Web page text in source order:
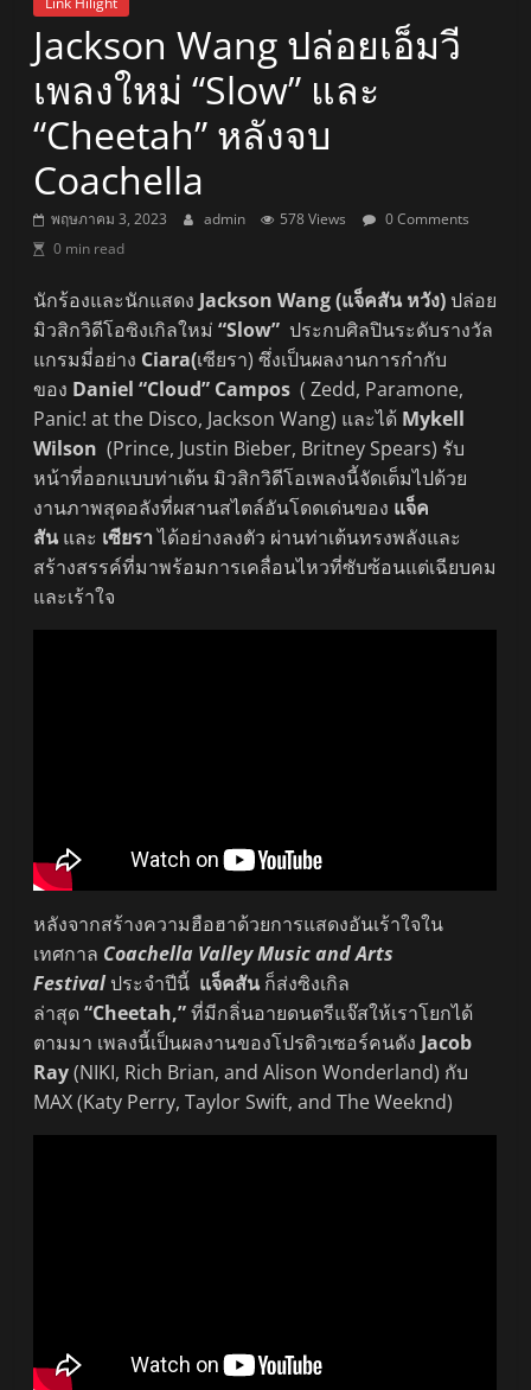
ลพบุรีJackson Wang ปล่อยเอ็มวี
เพลงใหม่ “Slow” และ
“Cheetah” หลังจบ
Coachella
พฤษภาคม 3, 2023 admin 578 Views
0 Comments
0 min read
นักร้องและนักแสดงJackson Wang (แจ็คสัน หวัง) ปล่อย
มิวสิกวิดีโอซิงเกิลใหม่“Slow” ประกบศิลปินระดับรางวัล
แกรมมี่อย่าง Ciara(เซียรา) ซึ่งเป็นผลงานการกำกับ
ของ Daniel “Cloud” Campos ( Zedd, Paramone,
Panic! at the Disco, Jackson Wang) และได้ Mykell
Wilson (Prince, Justin Bieber, Britney Spears) รับ
หน้าที่ออกแบบท่าเต้น มิวสิกวิดีโอเพลงนี้จัดเต็มไปด้วย
งานภาพสุดอลังที่ผสานสไตล์อันโดดเด่นของ แจ็ค
สันและ เซียราได้อย่างลงตัว ผ่านท่าเต้นทรงพลังและ
สร้างสรรค์ที่มาพร้อมการเคลื่อนไหวที่ซับซ้อนแต่เฉียบคม
และเร้าใจ
หลังจากสร้างความฮือฮาด้วยการแสดงอันเร้าใจใน
เทศกาล Coachella Valley Music and Arts
Festival ประจำปีนี้ แจ็คสันก็ส่งซิงเกิล
ล่าสุด“Cheetah,”ที่มีกลิ่นอายดนตรีแจ๊สให้เราโยกได้
ตามมา เพลงนี้เป็นผลงานของโปรดิวเซอร์คนดังJacob
Ray(NIKI, Rich Brian, and Alison Wonderland) กับ
MAX (Katy Perry, Taylor Swift, and The Weeknd)